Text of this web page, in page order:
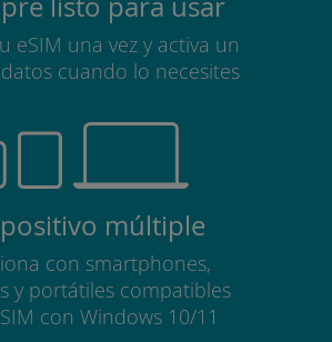
eSIM una vez y activa un
cuando lo necesites
múltiple
con smartphones,
y portátiles compatibles
con Windows 10/11